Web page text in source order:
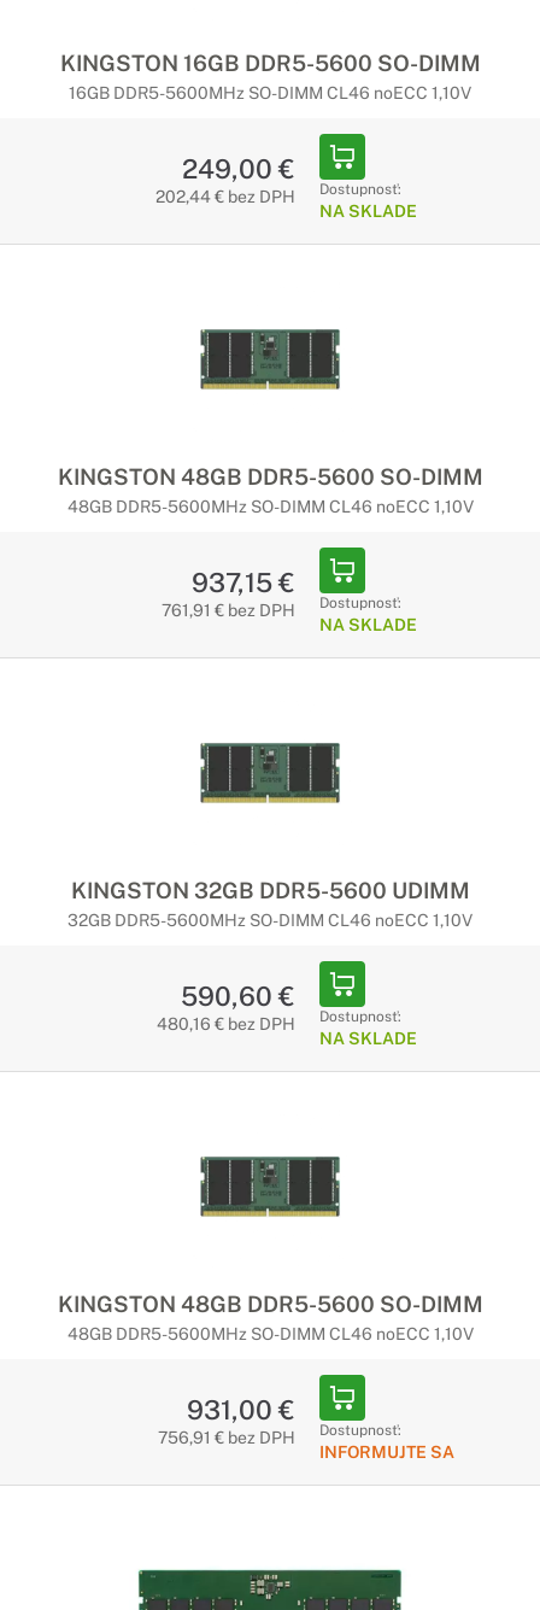
KINGSTON 16GB DDR5-5600 SO-DIMM
16GB DDR5-5600MHz SO-DIMM CL46 noECC 1,10V
249,00 €
202,44 € bez DPH Dostupnosť:
NA SKLADE
KINGSTON 48GB DDR5-5600 SO-DIMM
48GB DDR5-5600MHz SO-DIMM CL46 noECC 1,10V
937,15 €
761,91 € bez DPH Dostupnosť:
NA SKLADE
KINGSTON 32GB DDR5-5600 UDIMM
32GB DDR5-5600MHz SO-DIMM CL46 noECC 1,10V
590,60 €
480,16 € bez DPH Dostupnosť:
NA SKLADE
KINGSTON 48GB DDR5-5600 SO-DIMM
48GB DDR5-5600MHz SO-DIMM CL46 noECC 1,10V
931,00 €
756,91 € bez DPH Dostupnosť:
INFORMUJTE SA